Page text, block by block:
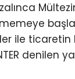
ile ticaretin
denilen